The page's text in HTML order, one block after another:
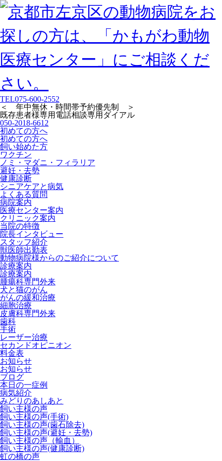
TEL075-600-2552
＜ 年中無休・時間帯予約優先制 ＞
既存患者様専用 電話相談専用ダイアル
050-2018-6612
初めての方へ
初めての方へ
飼い始めた方
ワクチン
ノミ・マダニ・フィラリア
避妊・去勢
健康診断
シニアケアと病気
よくある質問
病院案内
医療センター案内
クリニック案内
当院の特徴
院長インタビュー
スタッフ紹介
獣医師出勤表
動物病院様からのご紹介について
診療案内
診療案内
腫瘍科専門外来
犬と猫のがん
がんの緩和治療
細胞治療
皮膚科専門外来
歯科
手術
レーザー治療
セカンドオピニオン
料金表
お知らせ
お知らせ
ブログ
本日の一症例
病気紹介
みどりのあしあと
飼い主様の声
飼い主様の声(手術)
飼い主様の声(歯石除去)
飼い主様の声(避妊・去勢)
飼い主様の声（輸血）
飼い主様の声(健康診断)
虹の橋の声